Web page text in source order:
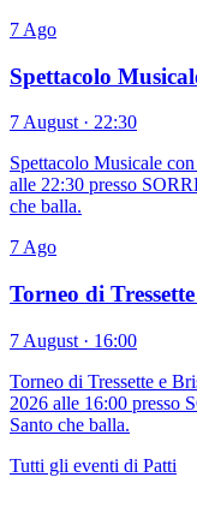
7 Ago
Spettacolo
7 August · 22:30
Spettacolo Musicale
alle 22:30 presso
che balla.
7 Ago
Torneo di
7 August · 16:00
Torneo di Tressette e
2026 alle 16:00 presso
Santo che balla.
Tutti gli eventi di Patti